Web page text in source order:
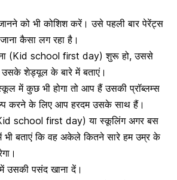
को भी कोशिश करें। उसे पहली बार पेरेंट्स
कैसा लग रहा है।
(Kid school first day) शुरू हो, उससे
शेड्यूल के बारे में बताएं।
में कुछ भी होगा तो आप हैं उसकी प्रॉब्लम्स
करने के लिए आप हरदम उसके साथ हैं।
school first day) या स्कूलिंग अगर बस
बताएं कि वह अकेले कितने सारे हम उम्र के
उसकी पसंद खाना दें।